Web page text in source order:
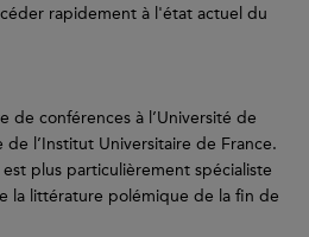
rapidement à l'état actuel du
de conférences à l’Université de
l’Institut Universitaire de France.
plus particulièrement spécialiste
la littérature polémique de la fin de